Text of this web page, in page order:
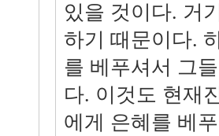
있을 것이다. 거
하기 때문이다.
를 베푸셔서 그
다. 이것도 현재
에게 은혜를 베